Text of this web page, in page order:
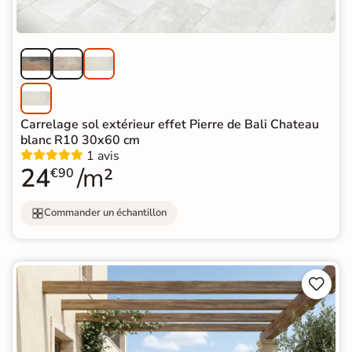
Carrelage sol extérieur effet Pierre de Bali Chateau
blanc R10 30x60 cm
1 avis
24€90 /m²
Commander un échantillon

